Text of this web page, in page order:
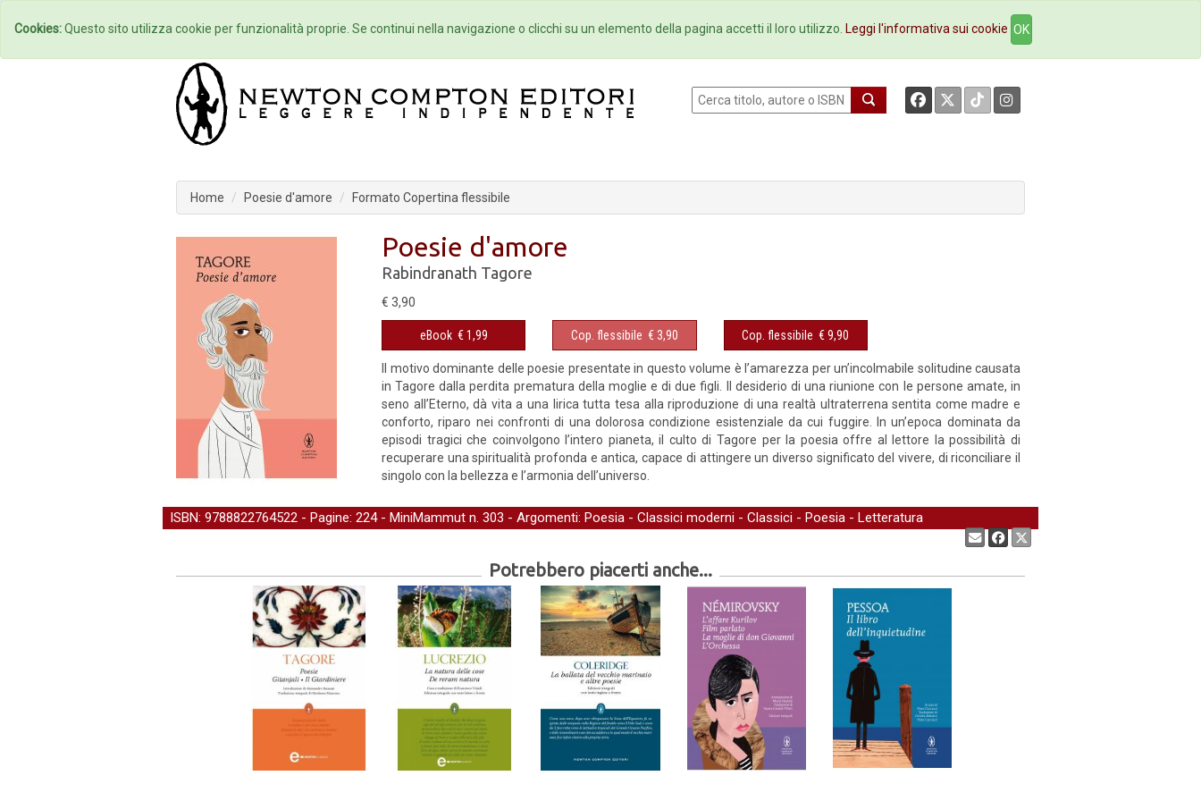
Home Autori Eventi Collane Newsletter Ebookstore Contatti
Home Poesie d'amore Formato Copertina flessibile
Poesie d'amore
Rabindranath Tagore
€ 3,90
eBook € 1,99 Cop. flessibile € 3,90 Cop. flessibile € 9,90
Il motivo dominante delle poesie presentate in questo volume è l’amarezza per un’incolmabile solitudine causata
in Tagore dalla perdita prematura della moglie e di due figli. Il desiderio di una riunione con le persone amate, in
seno all’Eterno, dà vita a una lirica tutta tesa alla riproduzione di una realtà ultraterrena sentita come madre e
conforto, riparo nei confronti di una dolorosa condizione esistenziale da cui fuggire. In un’epoca dominata da
episodi tragici che coinvolgono l’intero pianeta, il culto di Tagore per la poesia offre al lettore la possibilità di
recuperare una spiritualità profonda e antica, capace di attingere un diverso significato del vivere, di riconciliare il
singolo con la bellezza e l’armonia dell’universo.
ISBN: 9788822764522 - Pagine: 224 - MiniMammut n. 303 - Argomenti: Poesia - Classici moderni - Classici - Poesia - Letteratura
Potrebbero piacerti anche...
Cookies:Questo sito utilizza cookie per funzionalità proprie. Se continui nella navigazione o clicchi su un elemento della pagina accetti il loro utilizzo. Leggi l'informativa sui cookie OK